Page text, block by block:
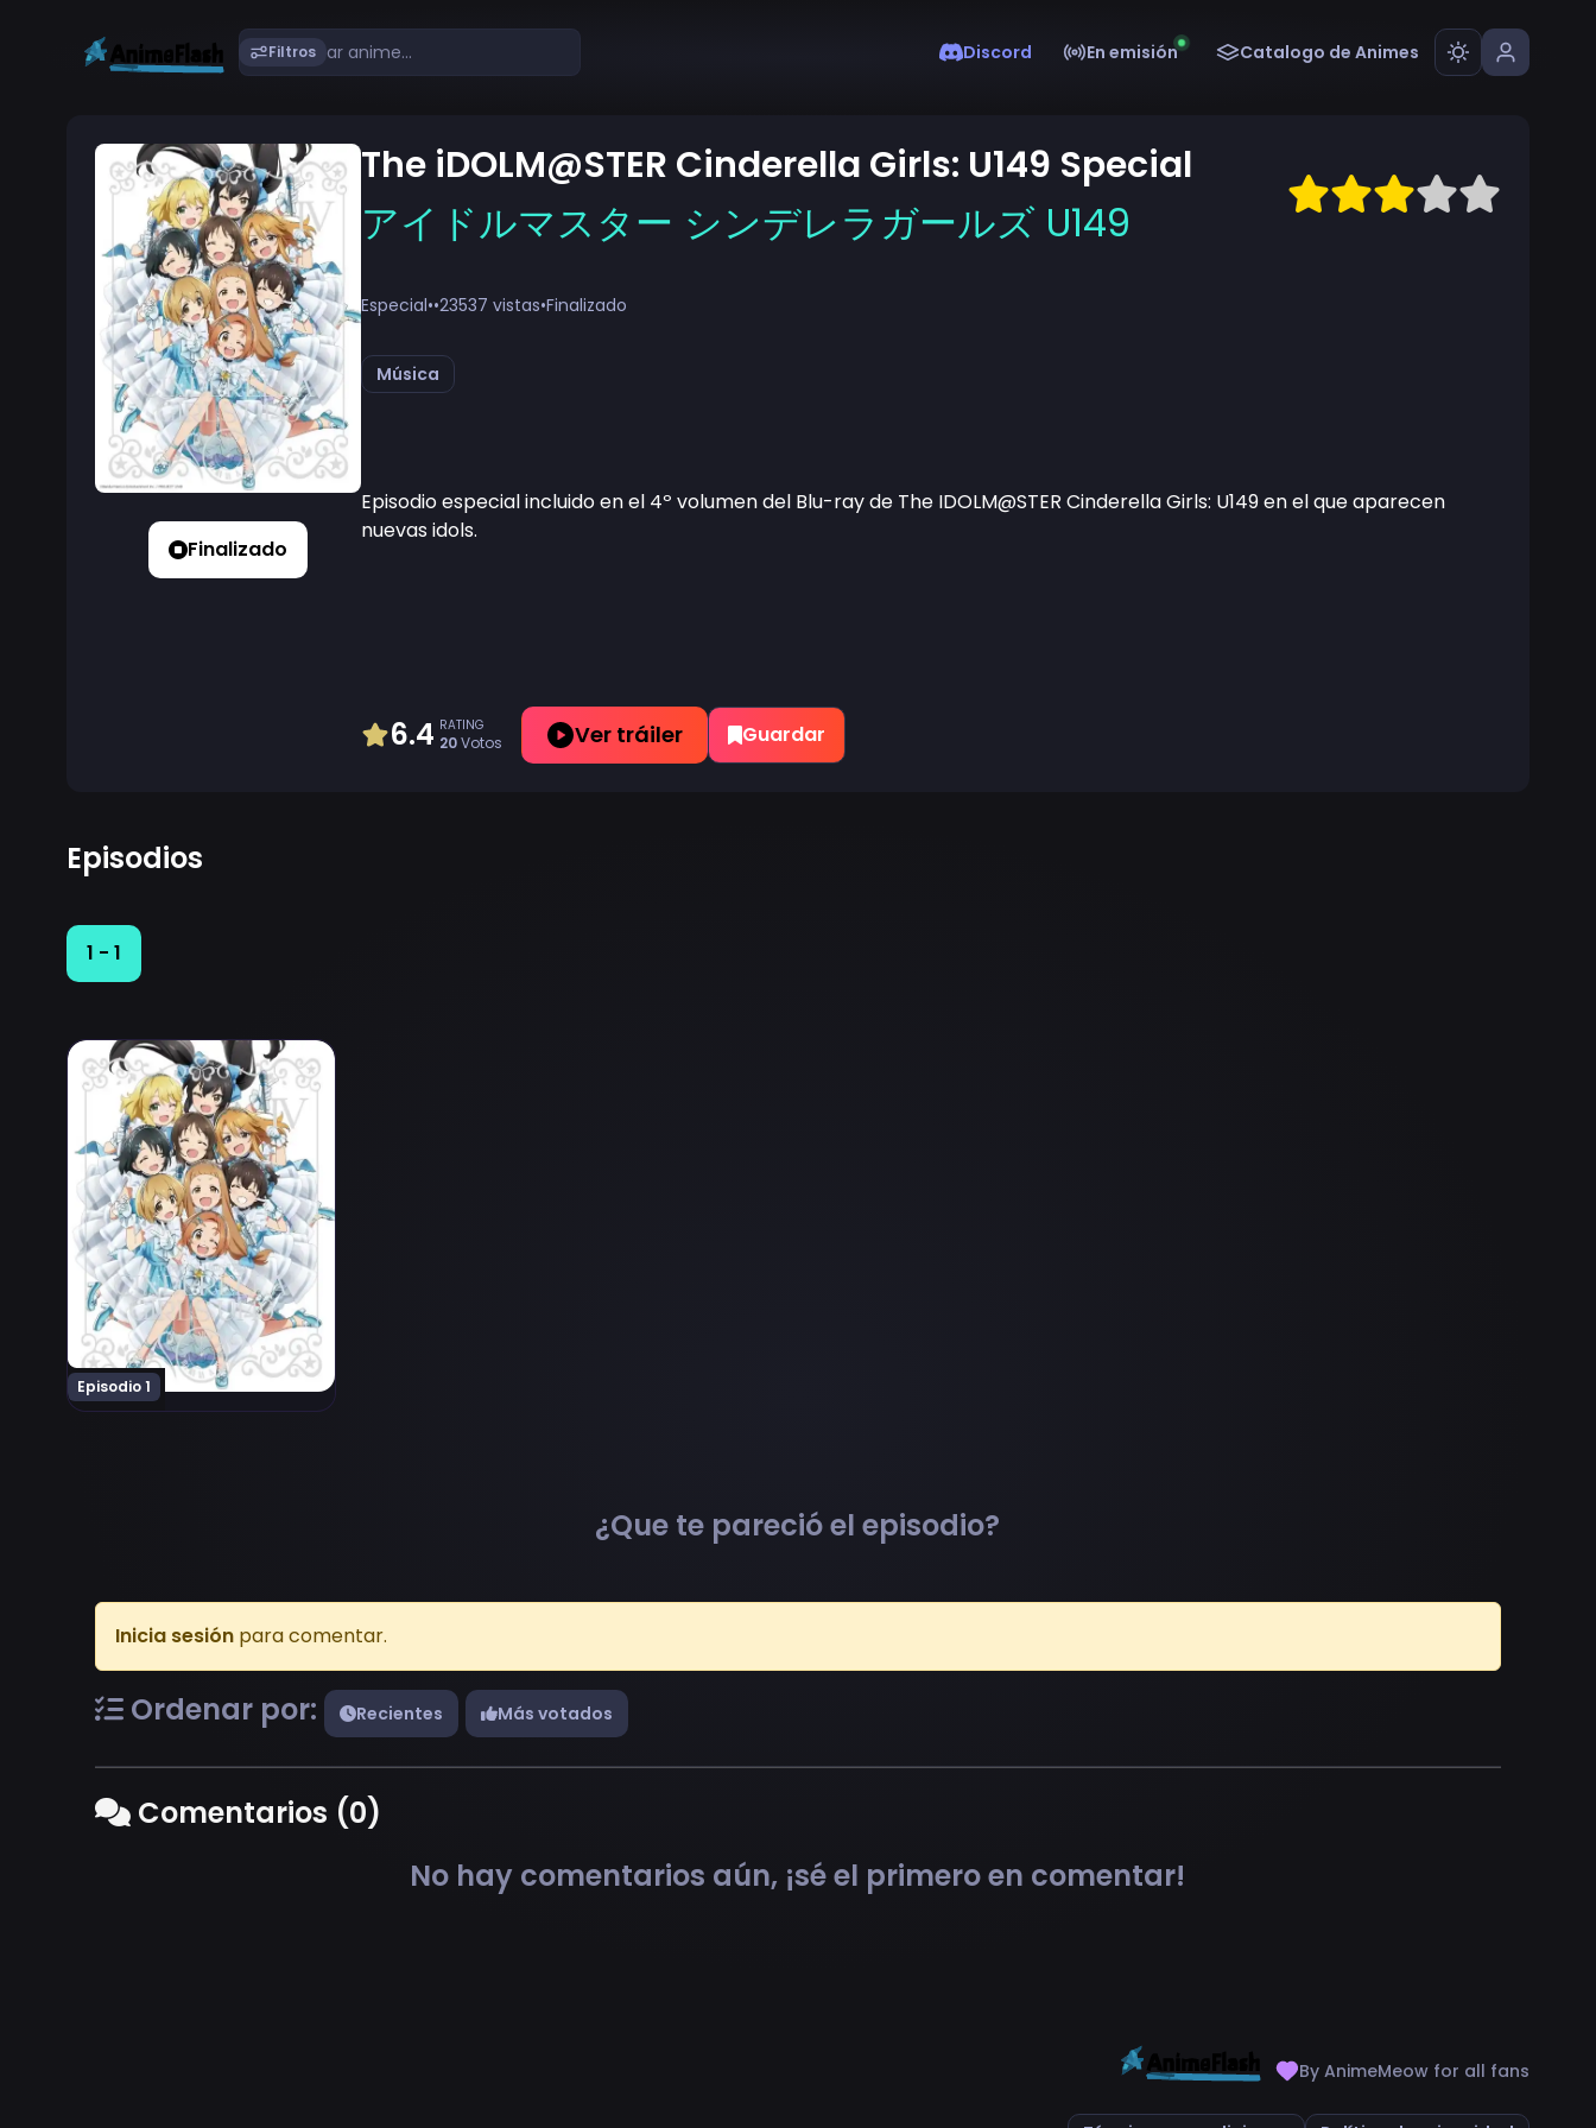
Filtros Discord En emisión Catalogo de Animes
The iDOLM@STER Cinderella Girls: U149 Special
アイドルマスター シンデレラガールズ U149
Especial••23537 vistas•Finalizado
Música
Episodio especial incluido en el 4º volumen del Blu-ray de The IDOLM@STER Cinderella Girls: U149 en el que aparecen
nuevas idols.
6.4 RATING
20Votos Ver tráiler Guardar
Finalizado
Episodios
1 - 1
Episodio 1
Ver The iDOLM@STER Cinderella Girls: U149 Special Episodio 1
¿Que te pareció el episodio?
Inicia sesión para comentar.
Ordenar por: Recientes Más votados
Comentarios (0)
No hay comentarios aún, ¡sé el primero en comentar!
By AnimeMeow for all fans